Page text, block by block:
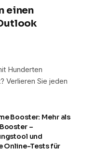
einen
Hunderten
Verlieren Sie jeden
Booster: Mehr als
–
und
Online-Tests für